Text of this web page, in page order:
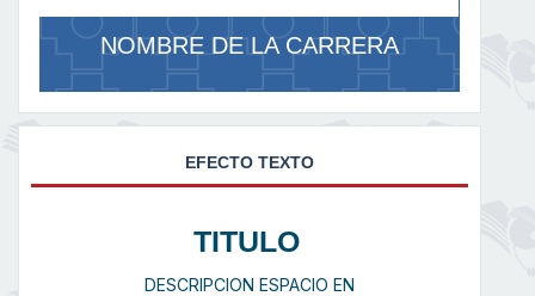
NOMBRE DE LA CARRERA
EFECTO TEXTO
TITULO
DESCRIPCION ESPACIO EN